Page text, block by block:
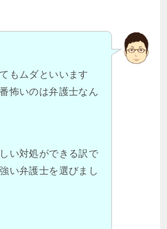
もムダといいます
怖いのは弁護士なん
い対処ができる訳で
い弁護士を選びまし